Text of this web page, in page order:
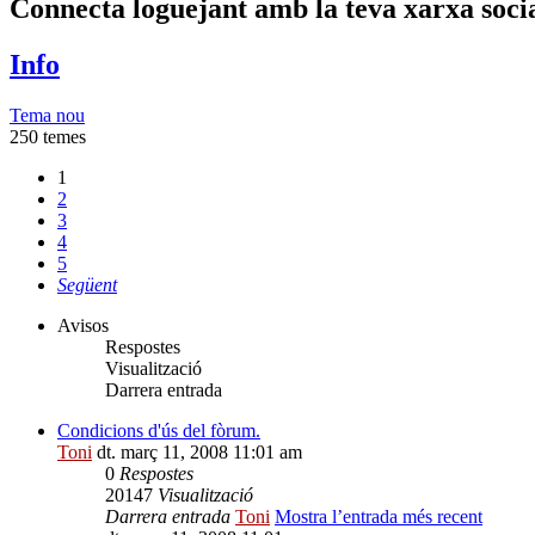
Connecta loguejant amb la teva xarxa
Info
Tema nou
250 temes
1
2
3
4
5
Següent
Avisos
Respostes
Visualització
Darrera entrada
Condicions d'ús del fòrum.
Toni dt. març 11, 2008 11:01 am
0 Respostes
20147 Visualització
Darrera entrada Toni Mostra l’entrada més recent